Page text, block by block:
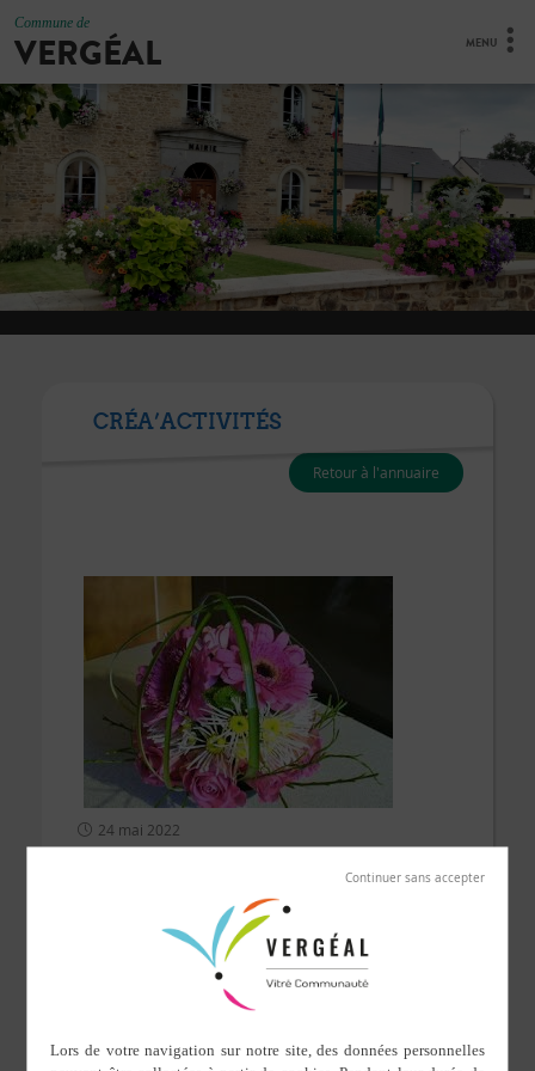
Commune de
VERGÉAL MENU
CRÉA’ACTIVITÉS
Retour à l'annuaire
24 mai 2022